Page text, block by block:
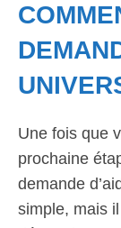
Une fois que
prochaine
demande
simple, mais